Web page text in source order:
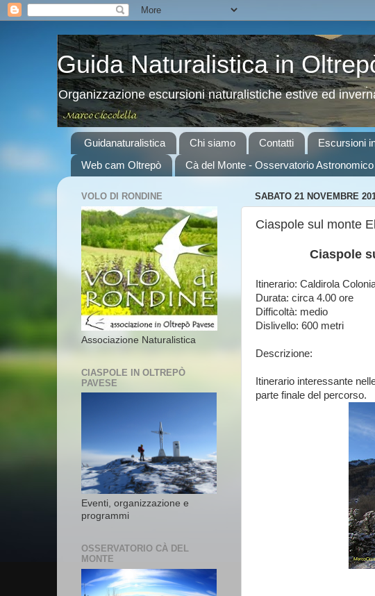
Guida Naturalistica in
Organizzazione escursioni naturalistiche estive ed
Guidanaturalistica Chi siamo Contatti Escursioni
Web cam Oltrepò
Cà del Monte - Osservatorio Astronomico
SABATO 21 NOVEMBRE
Ciaspole sul monte
Ciaspole
Itinerario: Caldirola
Durata: circa 4.00 ore
Difficoltà: medio
Dislivello: 600 metri
Descrizione:
Itinerario interessante
parte finale del percorso.
VOLO DI RONDINE
Associazione Naturalistica
CIASPOLE IN OLTREPÒ
PAVESE
Eventi, organizzazione e
programmi
OSSERVATORIO CÀ DEL
MONTE